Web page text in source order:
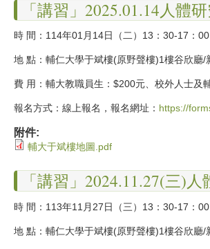
「講習」2025.01.14人體
時 間：114年01月14日（二）13：30-17：00
地 點：輔仁大學于斌樓(原野聲樓)1樓谷欣廳
費 用：輔大教職員生：$200元、校外人士及
報名方式：線上報名，報名網址： https://
附件:
輔大于斌樓地圖.pdf
「講習」2024.11.27(三)
時 間：113年11月27日（三）13：30-17：00
地 點：輔仁大學于斌樓(原野聲樓)1樓谷欣廳